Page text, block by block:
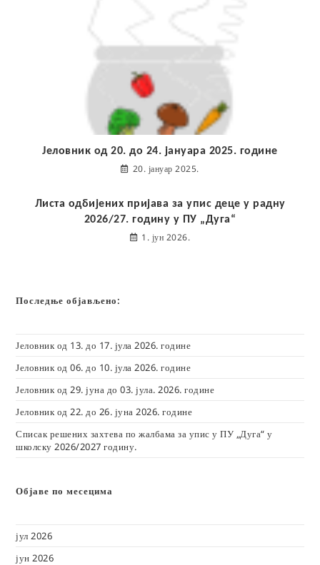
Јеловник од 20. до 24. јануара 2025. године
20. јануар 2025.
Листа одбијених пријава за упис деце у радну
2026/27. годину у ПУ „Дуга“
1. јун 2026.
Последње објављено:
Јеловник од 13. до 17. јула 2026. године
Јеловник од 06. до 10. јула 2026. године
Јеловник од 29. јуна до 03. јула. 2026. године
Јеловник од 22. до 26. јуна 2026. године
Списак решених захтева по жалбама за упис у ПУ „Дуга“ у
школску 2026/2027 годину.
Објаве по месецима
јул 2026
јун 2026